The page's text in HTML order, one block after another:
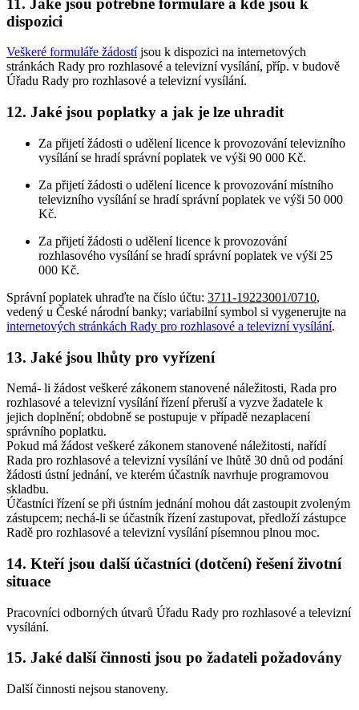
dispozici
Veškeré formuláře žádostíjsou k dispozici na internetových
stránkách Rady pro rozhlasové a televizní vysílání, příp. v budově
Úřadu Rady pro rozhlasové a televizní vysílání.
12. Jaké jsou poplatky a jak je lze uhradit
Za přijetí žádosti o udělení licence k provozování televizního
vysílání se hradí správní poplatek ve výši 90 000 Kč.
Za přijetí žádosti o udělení licence k provozování místního
televizního vysílání se hradí správní poplatek ve výši 50 000
Kč.
Za přijetí žádosti o udělení licence k provozování
rozhlasového vysílání se hradí správní poplatek ve výši 25
000 Kč.
Správní poplatek uhraďte na číslo účtu: 3711-19223001/0710,
vedený u České národní banky; variabilní symbol si vygenerujte na
internetových stránkách Rady pro rozhlasové a televizní vysílání.
13. Jaké jsou lhůty pro vyřízení
Nemá- li žádost veškeré zákonem stanovené náležitosti, Rada pro
rozhlasové a televizní vysílání řízení přeruší a vyzve žadatele k
jejich doplnění; obdobně se postupuje v případě nezaplacení
správního poplatku.
Pokud má žádost veškeré zákonem stanovené náležitosti, nařídí
Rada pro rozhlasové a televizní vysílání ve lhůtě 30 dnů od podání
žádosti ústní jednání, ve kterém účastník navrhuje programovou
skladbu.
Účastníci řízení se při ústním jednání mohou dát zastoupit zvoleným
zástupcem; nechá-li se účastník řízení zastupovat, předloží zástupce
Radě pro rozhlasové a televizní vysílání písemnou plnou moc.
14. Kteří jsou další účastníci (dotčení) řešení životní
situace
Pracovníci odborných útvarů Úřadu Rady pro rozhlasové a televizní
vysílání.
15. Jaké další činnosti jsou po žadateli požadovány
Další činnosti nejsou stanoveny.